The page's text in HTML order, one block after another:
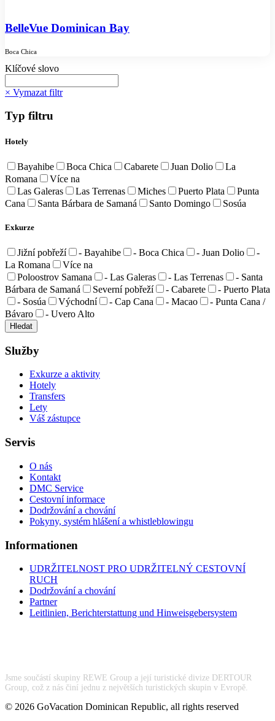
BelleVue Dominican Bay
Boca Chica
Klíčové slovo
× Vymazat filtr
Typ filtru
Hotely
Bayahibe Boca Chica Cabarete Juan Dolio
La
Romana
Více na
Las Galeras
Las Terrenas Miches Puerto Plata
Punta
Cana
Santa Bárbara de Samaná Santo Domingo Sosúa
Exkurze
Jižní pobřeží - Bayahibe - Boca Chica - Juan Dolio
-
La Romana
Více na
Poloostrov Samana
- Las Galeras - Las Terrenas
- Santa
Bárbara de Samaná
Severní pobřeží - Cabarete
- Puerto Plata
- Sosúa
Východní - Cap Cana - Macao
- Punta Cana /
Bávaro
- Uvero Alto
Služby
Exkurze a aktivity
Hotely
Transfers
Lety
Váš zástupce
Servis
O nás
Kontakt
DMC Service
Cestovní informace
Dodržování a chování
Pokyny, systém hlášení a whistleblowingu
Informationen
UDRŽITELNOST PRO UDRŽITELNÝ CESTOVNÍ
RUCH
Dodržování a chování
Partner
Leitlinien, Berichterstattung und Hinweisgebersystem
Jsme součástí skupiny REWE Group a její turistické divize DERTOUR
Group, což z nás činí jednu z největších turistických skupin v Evropě.
© 2026 GoVacation Dominican Republic, all rights reserved